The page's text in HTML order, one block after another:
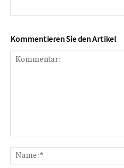
Kommentieren Sie den Artikel